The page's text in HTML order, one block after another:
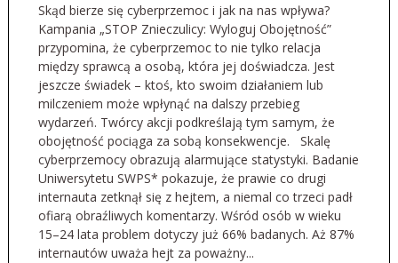
Skąd bierze się cyberprzemoc i jak na nas wpływa?
Kampania „STOP Znieczulicy: Wyloguj Obojętność”
przypomina, że cyberprzemoc to nie tylko relacja
między sprawcą a osobą, która jej doświadcza. Jest
jeszcze świadek – ktoś, kto swoim działaniem lub
milczeniem może wpłynąć na dalszy przebieg
wydarzeń. Twórcy akcji podkreślają tym samym, że
obojętność pociąga za sobą konsekwencje. Skalę
cyberprzemocy obrazują alarmujące statystyki. Badanie
Uniwersytetu SWPS* pokazuje, że prawie co drugi
internauta zetknął się z hejtem, a niemal co trzeci padł
ofiarą obraźliwych komentarzy. Wśród osób w wieku
15–24 lata problem dotyczy już 66% badanych. Aż 87%
internautów uważa hejt za poważny...